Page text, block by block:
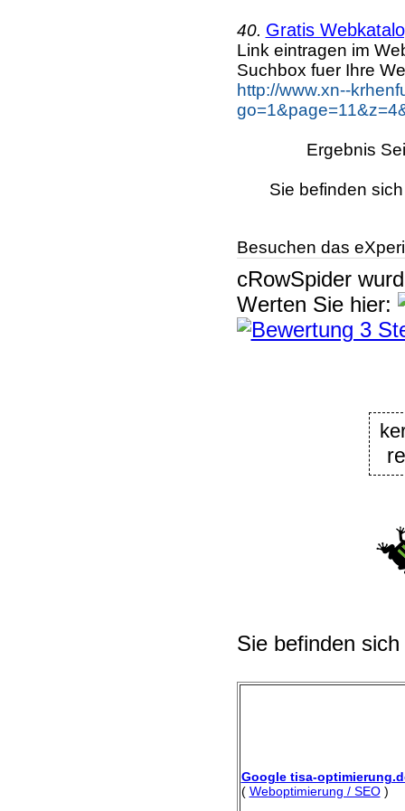
40. Gratis
Link eintragen im
Suchbox fuer Ihre
http://www.xn--
Ergebnis
Sie befinden
Besuchen das
cRowSpider
Werten Sie hier:
Sie befinden
Google tisa-
( Weboptimierung / SEO)